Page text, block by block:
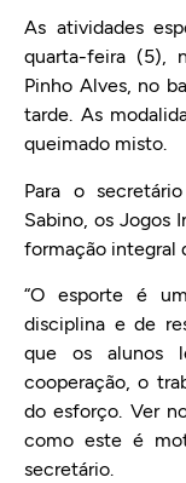
As atividades
quarta-feira (5),
Pinho Alves, no
tarde. As
queimado misto.
Para o
Sabino, os Jogos
formação integral
“O esporte é
disciplina e de
que os alunos
cooperação, o
do esforço. Ver
como este é
secretário.